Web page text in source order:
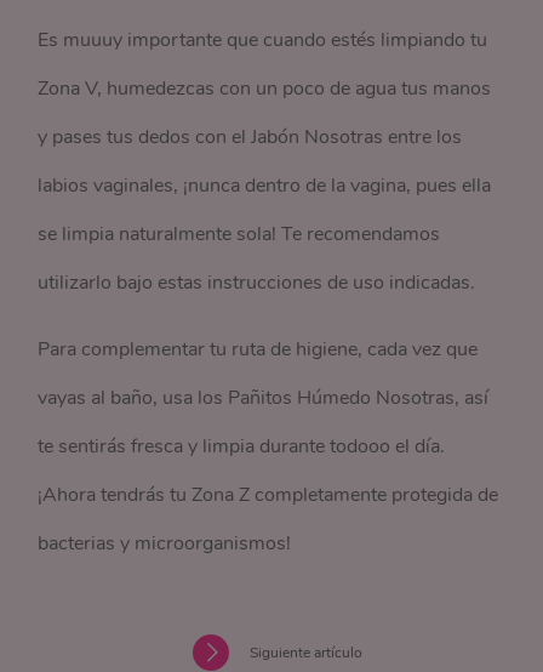
Es muuuy importante que cuando estés limpiando tu
Zona V, humedezcas con un poco de agua tus manos
y pases tus dedos con el Jabón Nosotras entre los
labios vaginales, ¡nunca dentro de la vagina, pues ella
se limpia naturalmente sola! Te recomendamos
utilizarlo bajo estas instrucciones de uso indicadas.
Para complementar tu ruta de higiene, cada vez que
vayas al baño, usa los Pañitos Húmedo Nosotras, así
te sentirás fresca y limpia durante todooo el día.
¡Ahora tendrás tu Zona Z completamente protegida de
bacterias y microorganismos!
Siguiente artículo